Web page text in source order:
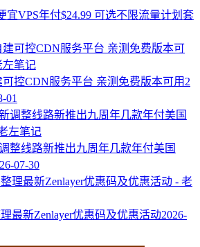
宜VPS年付$24.99 可选不限流量计划套
控CDN服务平台 亲测免费版本可用2
01
整线路新推出九周年几款年付美国
07-30
最新Zenlayer优惠码及优惠活动2026-